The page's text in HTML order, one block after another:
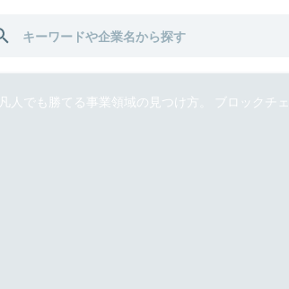
凡人でも勝てる事業領域の見つけ方。 ブロック